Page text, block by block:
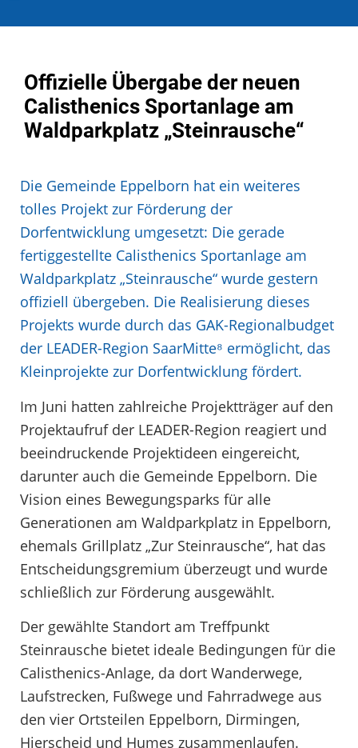
Offizielle Übergabe der neuen
Calisthenics Sportanlage am
Waldparkplatz „Steinrausche“
Die Gemeinde Eppelborn hat ein weiteres
tolles Projekt zur Förderung der
Dorfentwicklung umgesetzt: Die gerade
fertiggestellte Calisthenics Sportanlage am
Waldparkplatz „Steinrausche“ wurde gestern
offiziell übergeben. Die Realisierung dieses
Projekts wurde durch das GAK-Regionalbudget
der LEADER-Region SaarMitte⁸ ermöglicht, das
Kleinprojekte zur Dorfentwicklung fördert.
Im Juni hatten zahlreiche Projektträger auf den
Projektaufruf der LEADER-Region reagiert und
beeindruckende Projektideen eingereicht,
darunter auch die Gemeinde Eppelborn. Die
Vision eines Bewegungsparks für alle
Generationen am Waldparkplatz in Eppelborn,
ehemals Grillplatz „Zur Steinrausche“, hat das
Entscheidungsgremium überzeugt und wurde
schließlich zur Förderung ausgewählt.
Der gewählte Standort am Treffpunkt
Steinrausche bietet ideale Bedingungen für die
Calisthenics-Anlage, da dort Wanderwege,
Laufstrecken, Fußwege und Fahrradwege aus
den vier Ortsteilen Eppelborn, Dirmingen,
Hierscheid und Humes zusammenlaufen.